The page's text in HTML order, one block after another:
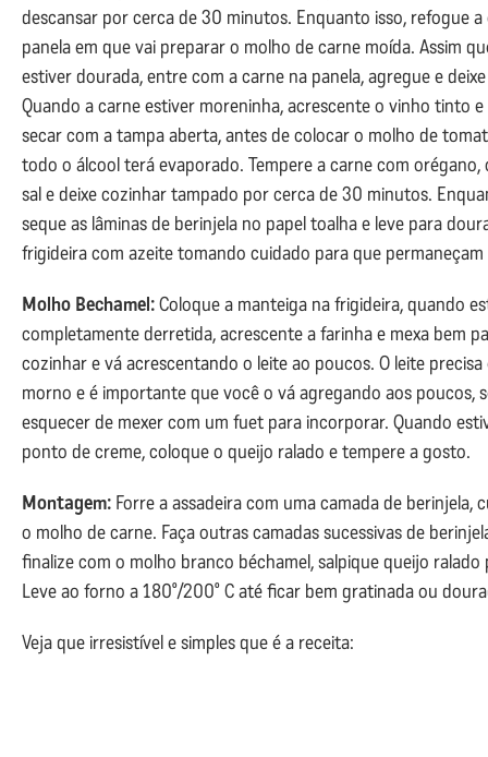
descansar por cerca de 30 minutos. Enquanto isso, refogue a
panela em que vai preparar o molho de carne moída. Assim
estiver dourada, entre com a carne na panela, agregue e
Quando a carne estiver moreninha, acrescente o vinho tinto e
secar com a tampa aberta, antes de colocar o molho de
todo o álcool terá evaporado. Tempere a carne com orégano,
sal e deixe cozinhar tampado por cerca de 30 minutos.
seque as lâminas de berinjela no papel toalha e leve para
frigideira com azeite tomando cuidado para que
Molho Bechamel:Coloque a manteiga na frigideira, quando
completamente derretida, acrescente a farinha e mexa bem
cozinhar e vá acrescentando o leite ao poucos. O leite precisa
morno e é importante que você o vá agregando aos poucos,
esquecer de mexer com um fuet para incorporar. Quando
ponto de creme, coloque o queijo ralado e tempere a gosto.
Montagem: Forre a assadeira com uma camada de berinjela,
o molho de carne. Faça outras camadas sucessivas de
finalize com o molho branco béchamel, salpique queijo ralado
Leve ao forno a 180º/200º C até ficar bem gratinada ou
Veja que irresistível e simples que é a receita: